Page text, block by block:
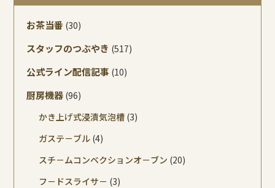
お茶当番 (30)
スタッフのつぶやき (517)
公式ライン配信記事 (10)
厨房機器 (96)
かき上げ式浸漬気泡槽 (3)
ガステ－ブル (4)
スチ－ムコンベクションオ－ブン (20)
フ－ドスライサ－ (3)